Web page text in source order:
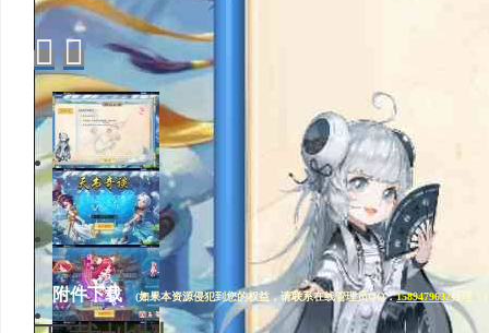
 
1/21
2/21
附件下载(如果本资源侵犯到您的权益，请联系在线管理员QQ：1589479632处理！)